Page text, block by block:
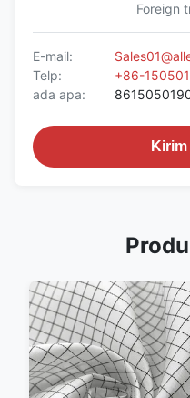
Foreign
E-mail:
Telp:
+86-
ada apa: